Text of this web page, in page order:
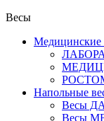
Весы
Медицинские
Напольные
Весы
Весы